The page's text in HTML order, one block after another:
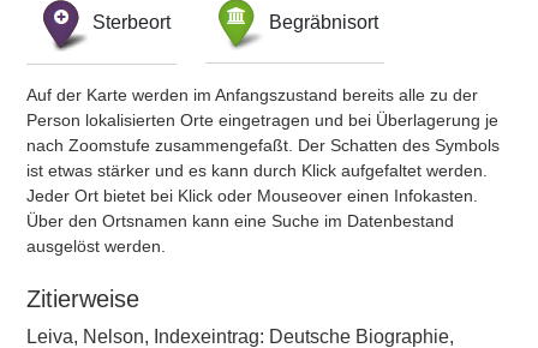
Sterbeort Begräbnisort
Auf der Karte werden im Anfangszustand bereits alle zu der
Person lokalisierten Orte eingetragen und bei Überlagerung je
nach Zoomstufe zusammengefaßt. Der Schatten des Symbols
ist etwas stärker und es kann durch Klick aufgefaltet werden.
Jeder Ort bietet bei Klick oder Mouseover einen Infokasten.
Über den Ortsnamen kann eine Suche im Datenbestand
ausgelöst werden.
Zitierweise
Leiva, Nelson, Indexeintrag: Deutsche Biographie,